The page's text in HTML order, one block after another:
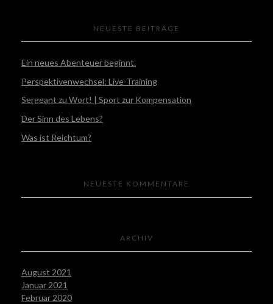
NEUESTE BEITRÄGE
Ein neues Abenteuer beginnt.
Perspektivenwechsel: Live-Training
Sergeant zu Wort! | Sport zur Kompensation
Der Sinn des Lebens?
Was ist Reichtum?
NEUESTE KOMMENTARE
ARCHIV
August 2021
Januar 2021
Februar 2020